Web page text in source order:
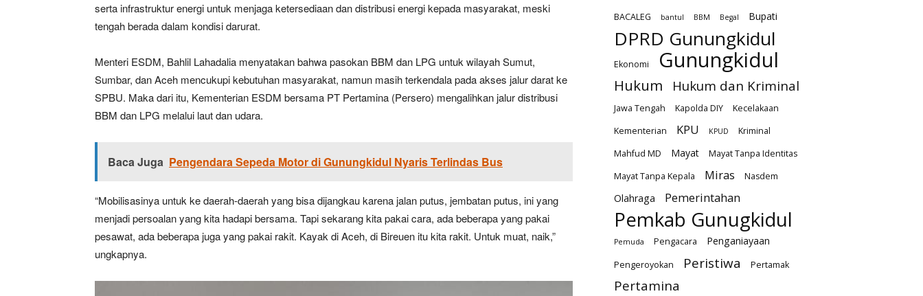
serta infrastruktur energi untuk menjaga ketersediaan dan distribusi energi kepada masyarakat, meski
tengah berada dalam kondisi darurat.
Menteri ESDM, Bahlil Lahadalia menyatakan bahwa pasokan BBM dan LPG untuk wilayah Sumut,
Sumbar, dan Aceh mencukupi kebutuhan masyarakat, namun masih terkendala pada akses jalur darat ke
SPBU. Maka dari itu, Kementerian ESDM bersama PT Pertamina (Persero) mengalihkan jalur distribusi
BBM dan LPG melalui laut dan udara.
Baca Juga Pengendara Sepeda Motor di Gunungkidul Nyaris Terlindas Bus
“Mobilisasinya untuk ke daerah-daerah yang bisa dijangkau karena jalan putus, jembatan putus, ini yang
menjadi persoalan yang kita hadapi bersama. Tapi sekarang kita pakai cara, ada beberapa yang pakai
pesawat, ada beberapa juga yang pakai rakit. Kayak di Aceh, di Bireuen itu kita rakit. Untuk muat, naik,”
ungkapnya.
BACALEG bantul BBM Begal Bupati
DPRD Gunungkidul
Ekonomi Gunungkidul
Hukum Hukum dan Kriminal
Jawa Tengah Kapolda DIY
Kecelakaan
Kementerian
KPU KPUD
Kriminal
Mahfud MD
Mayat
Mayat Tanpa Identitas
Mayat Tanpa Kepala
Miras Nasdem
Olahraga Pemerintahan
Pemkab Gunugkidul
Pemuda Pengacara Penganiayaan
Pengeroyokan Peristiwa Pertamak
Pertamina